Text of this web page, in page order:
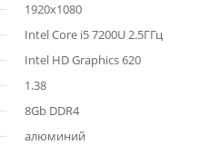
1920x1080
Intel Core i5 7200U 2.5ГГц
Intel HD Graphics 620
1.38
8Gb DDR4
алюминий